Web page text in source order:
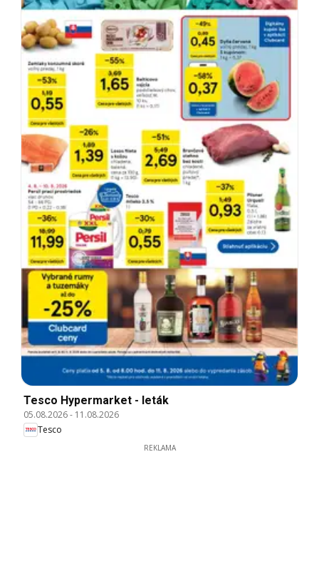
Tesco Hypermarket - leták
05.08.2026- 11.08.2026
Tesco
REKLAMA